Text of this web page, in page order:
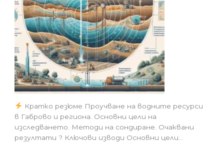
Кратко резюме Проучване на водните ресурси
в Габрово и региона. Основни цели на
изследването. Методи на сондиране. Очаквани
резултати ? Ключови изводи Основни цели…